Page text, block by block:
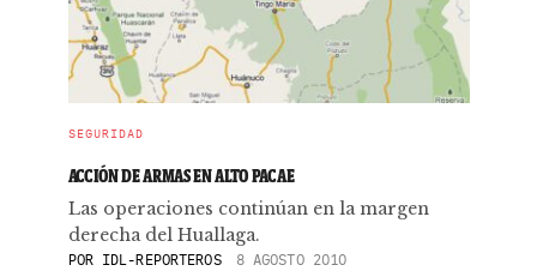
SEGURIDAD
ACCIÓN DE ARMAS EN ALTO PACAE
Las operaciones continúan en la margen
derecha del Huallaga.
POR IDL-REPORTEROS 8 AGOSTO 2010